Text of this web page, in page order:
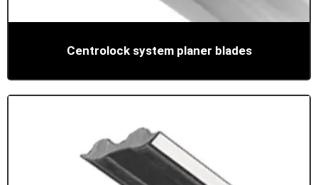
Centrolock system planer blades